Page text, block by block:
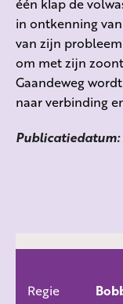
één klap de
in ontkenning
van zijn
om met zijn
Gaandeweg
naar verbinding
Regie